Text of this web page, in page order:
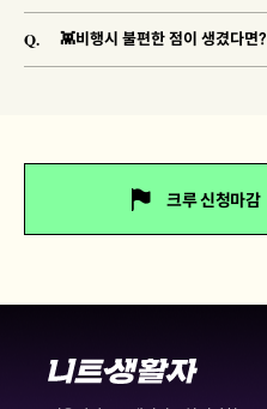
Q. 👾비행시 불편한 점이 생겼다면?
크루 신청마감